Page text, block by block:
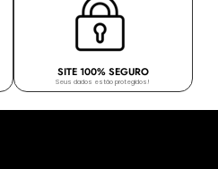
SITE 100% SEGURO
Seus dados estão protegidos!